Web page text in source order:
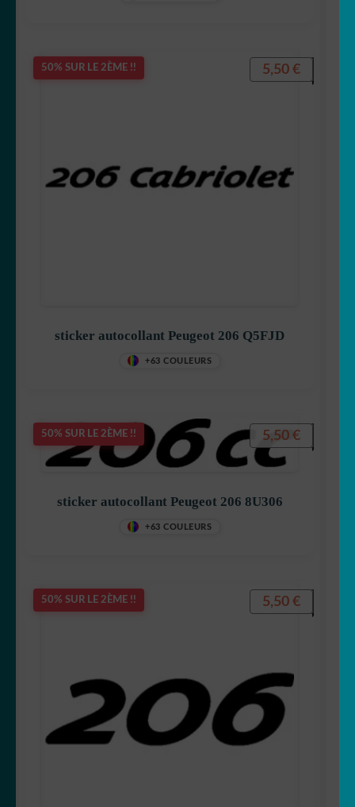
50% SUR LE 2ÈME !!
sticker autocollant Peugeot 206 Q5FJD
+63 COULEURS
5,50 €
50% SUR LE 2ÈME !!
sticker autocollant Peugeot 206 8U306
+63 COULEURS
5,50 €
50% SUR LE 2ÈME !! 5,50 €